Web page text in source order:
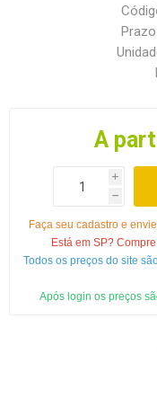
A
i
h
Faça seu cadastro e
Está em SP?
Todos os preços do site
Após login os preços